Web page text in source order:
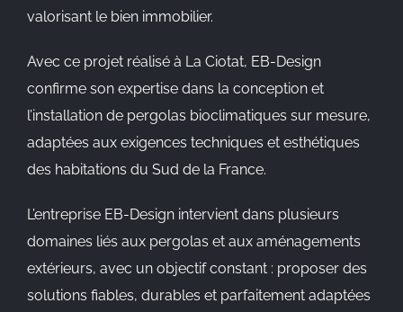
valorisant le bien immobilier.
Avec ce projet réalisé à La Ciotat, EB-Design
confirme son expertise dans la conception et
l’installation de pergolas bioclimatiques sur mesure,
adaptées aux exigences techniques et esthétiques
des habitations du Sud de la France.
L’entreprise EB-Design intervient dans plusieurs
domaines liés aux pergolas et aux aménagements
extérieurs, avec un objectif constant : proposer des
solutions fiables, durables et parfaitement adaptées